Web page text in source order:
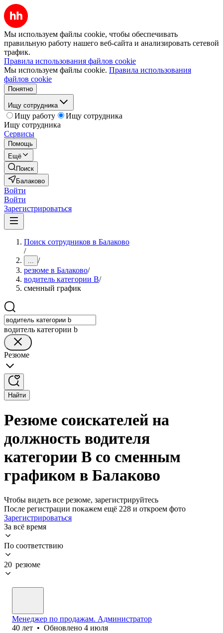
Мы используем файлы cookie, чтобы обеспечивать
правильную работу нашего веб-сайта и анализировать сетевой
трафик.
Правила использования файлов cookie
Мы используем файлы cookie. Правила использования
файлов cookie
Понятно
Ищу сотрудника
Ищу работу
Ищу сотрудника
Ищу сотрудника
Сервисы
Помощь
Ещё
Поиск
Балаково
Войти
Войти
Зарегистрироваться
Поиск сотрудников в Балаково
/
... /
резюме в Балаково/
водитель категории B/
сменный график
водитель категории b
Резюме
Найти
Резюме соискателей на
должность водителя
категории B со сменным
графиком в Балаково
Чтобы видеть все резюме, зарегистрируйтесь
После регистрации покажем ещё 228 и откроем фото
Зарегистрироваться
За всё время
По соответствию
20 резюме
Менеджер по продажам. Администратор
40 лет • Обновлено 4 июля